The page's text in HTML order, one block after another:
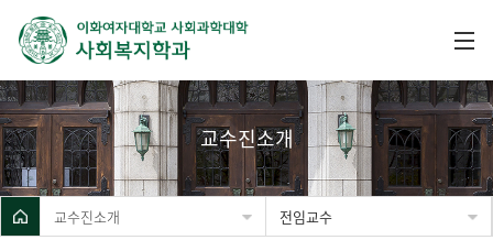
교수진소개
교수진소개 전임교수